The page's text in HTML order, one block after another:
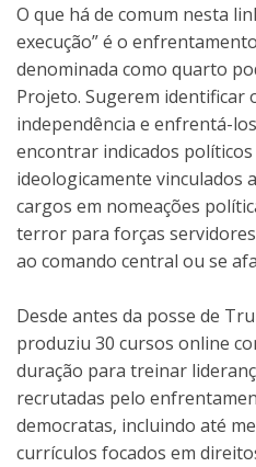
O que há de comum nesta
execução” é o
denominada como quarto
Projeto. Sugerem identificar
independência e enfrentá-
encontrar indicados políticos
ideologicamente vinculados
cargos em nomeações
terror para forças
ao comando central ou se
Desde antes da posse de
produziu 30 cursos online
duração para treinar
recrutadas pelo
democratas, incluindo até
currículos focados em